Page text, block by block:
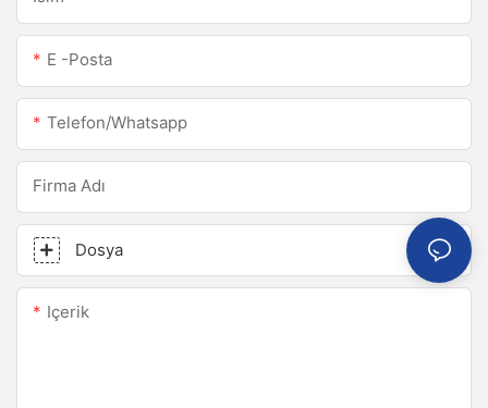
E -posta
Telefon/whatsapp
Firma Adı
Dosya
Içerik